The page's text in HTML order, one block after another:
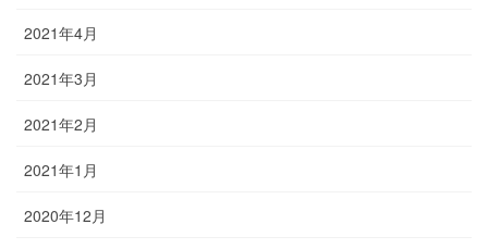
2021年4月
2021年3月
2021年2月
2021年1月
2020年12月